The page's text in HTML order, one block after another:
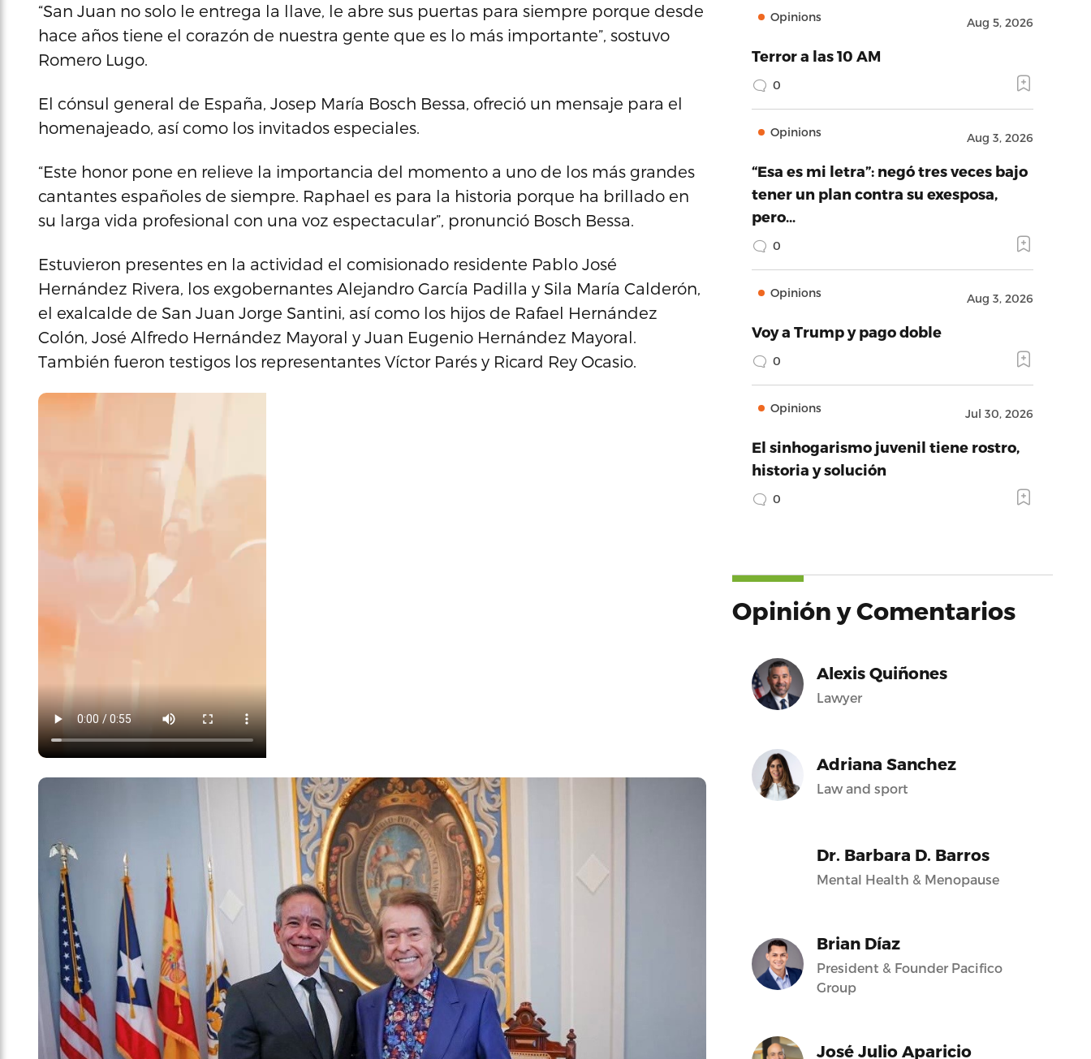
“San Juan no solo le entrega la llave, le abre sus puertas para siempre porque desde
hace años tiene el corazón de nuestra gente que es lo más importante”, sostuvo
Romero Lugo.
El cónsul general de España, Josep María Bosch Bessa, ofreció un mensaje para el
homenajeado, así como los invitados especiales.
“Este honor pone en relieve la importancia del momento a uno de los más grandes
cantantes españoles de siempre. Raphael es para la historia porque ha brillado en
su larga vida profesional con una voz espectacular”, pronunció Bosch Bessa.
Estuvieron presentes en la actividad el comisionado residente Pablo José
Hernández Rivera, los exgobernantes Alejandro García Padilla y Sila María Calderón,
el exalcalde de San Juan Jorge Santini, así como los hijos de Rafael Hernández
Colón, José Alfredo Hernández Mayoral y Juan Eugenio Hernández Mayoral.
También fueron testigos los representantes Víctor Parés y Ricard Rey Ocasio.
Opinions Aug 5, 2026
Terror a las 10 AM
0
Opinions Aug 3, 2026
“Esa es mi letra”: negó tres veces bajo
tener un plan contra su exesposa,
pero…
0
Opinions Aug 3, 2026
Voy a Trump y pago doble
0
Opinions Jul 30, 2026
El sinhogarismo juvenil tiene rostro,
historia y solución
0
Opinión y Comentarios
Alexis Quiñones
Lawyer
Adriana Sanchez
Law and sport
Dr. Barbara D. Barros
Mental Health & Menopause
Brian Díaz
President & Founder Pacifico
Group
José Julio Aparicio